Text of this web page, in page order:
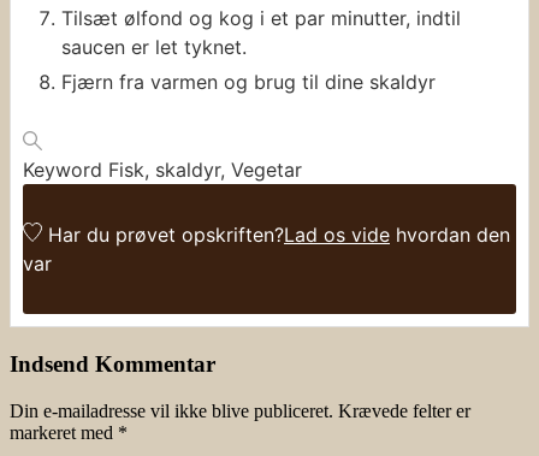
Tilsæt ølfond og kog i et par minutter, indtil
saucen er let tyknet.
Fjærn fra varmen og brug til dine skaldyr
Keyword Fisk, skaldyr, Vegetar
Har du prøvet opskriften?Lad os vide hvordan den
var
Indsend Kommentar
Din e-mailadresse vil ikke blive publiceret. Krævede felter er
markeret med *